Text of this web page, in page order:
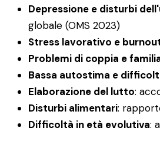
Depressione e disturbi
globale (OMS 2023)
Stress lavorativo e
Problemi di coppia e
Bassa autostima e
Elaborazione del lutto:
Disturbi alimentari:
Difficoltà in età evolutiva: